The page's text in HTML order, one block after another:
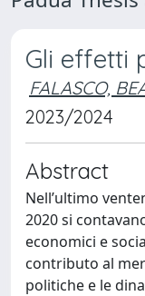
Gli effetti
FALASCO,
2023/2024
Abstract
Nell’ultimo
2020 si
economici e
contributo al
politiche e le